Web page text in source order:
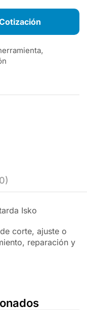
,
Isko
corte, ajuste o
reparación y